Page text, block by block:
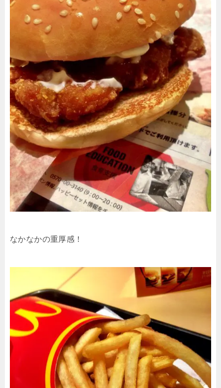
なかなかの重厚感！